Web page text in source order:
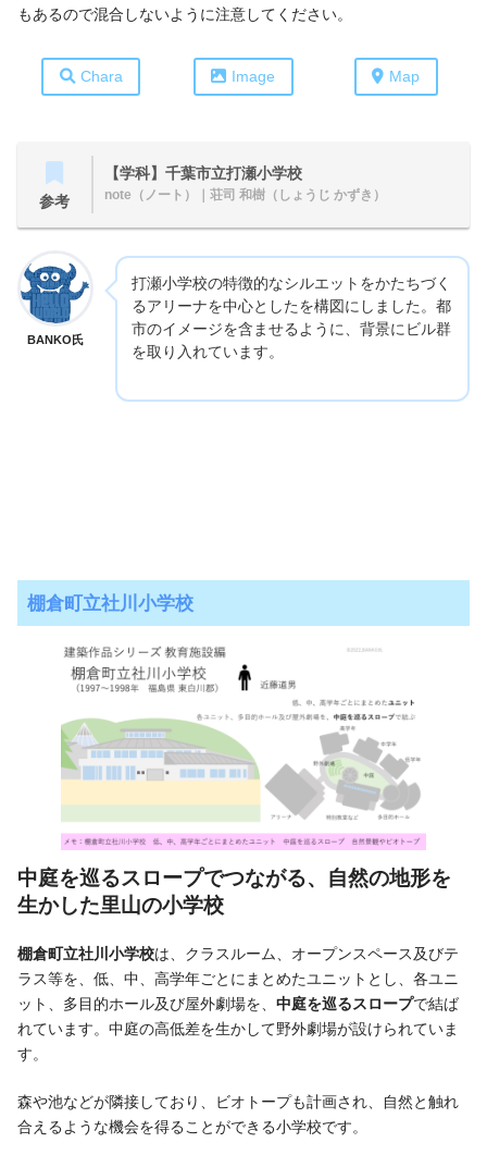
もあるので混合しないように注意してください。
Chara Image Map
参考
【学科】千葉市立打瀬小学校
note（ノート） ｜荘司 和樹（しょうじ かずき）
BANKO氏
打瀬小学校の特徴的なシルエットをかたちづく
るアリーナを中心としたを構図にしました。都
市のイメージを含ませるように、背景にビル群
を取り入れています。
棚倉町立社川小学校
中庭を巡るスロープでつながる、自然の地形を
生かした里山の小学校
棚倉町立社川小学校は、クラスルーム、オープンスペース及びテ
ラス等を、低、中、高学年ごとにまとめたユニットとし、各ユニ
ット、多目的ホール及び屋外劇場を、 中庭を巡るスロープで結ば
れています。中庭の高低差を生かして野外劇場が設けられていま
す。
森や池などが隣接しており、ビオトープも計画され、自然と触れ
合えるような機会を得ることができる小学校です。